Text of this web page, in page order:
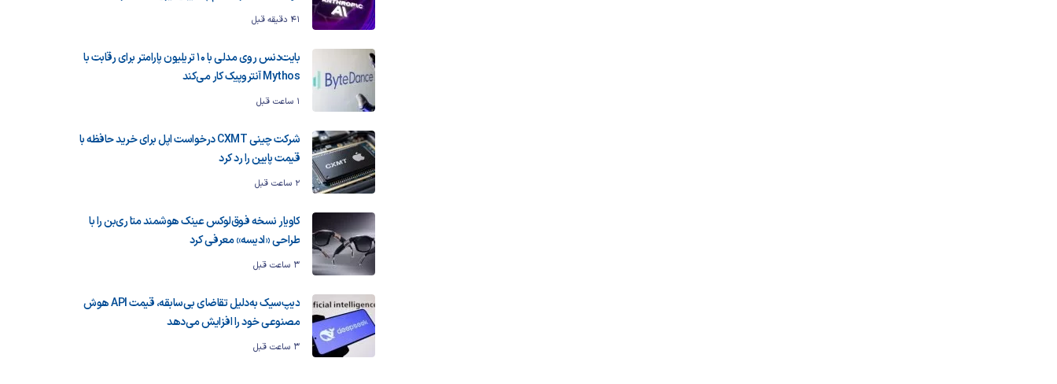
41 دقیقه قبل
بایت‌دنس روی مدلی با ۱۰ تریلیون پارامتر برای رقابت با
Mythos آنتروپیک کار می‌کند
1 ساعت قبل
شرکت چینی CXMT درخواست اپل برای خرید حافظه با
قیمت پایین را رد کرد
2 ساعت قبل
کاویار نسخه فوق‌لوکس عینک هوشمند متا ری‌بن را با
طراحی «ادیسه» معرفی کرد
3 ساعت قبل
دیپ‌سیک به‌دلیل تقاضای بی‌سابقه، قیمت API هوش
مصنوعی خود را افزایش می‌دهد
3 ساعت قبل